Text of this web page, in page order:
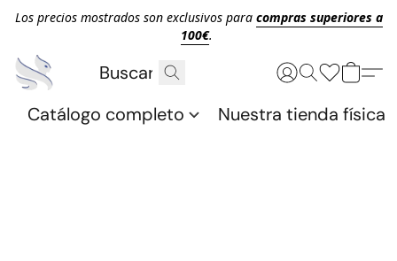
Los precios mostrados son exclusivos para compras superiores a
100€.
Catálogo completo Nuestra tienda física